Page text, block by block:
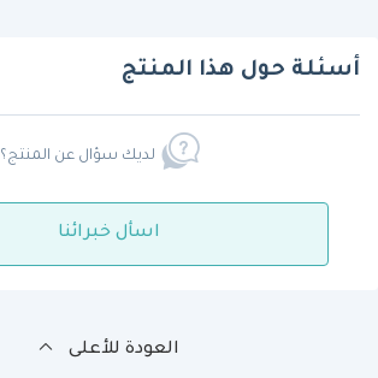
أسئلة حول هذا المنتج
لديك سؤال عن المنتج؟
اسأل خبرائنا
العودة للأعلى